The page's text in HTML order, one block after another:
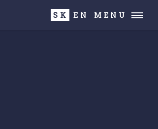
SK EN MENU